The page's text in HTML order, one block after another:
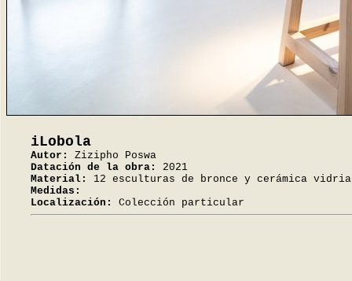
iLobola
Autor:
Zizipho Poswa
Datación de la obra:
2021
Material:
12 esculturas de bronce y cerámica
Medidas:
Localización:
Colección particular